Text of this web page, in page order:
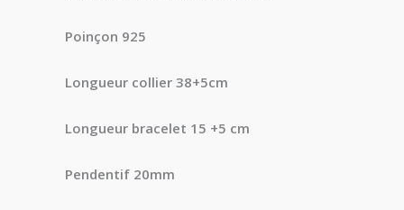
Poinçon 925
Longueur collier 38+5cm
Longueur bracelet 15 +5 cm
Pendentif 20mm